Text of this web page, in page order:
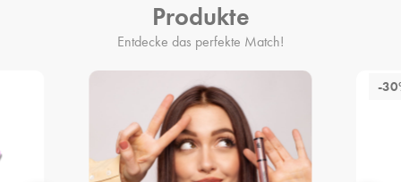
Produkte
Entdecke das perfekte Match!
-